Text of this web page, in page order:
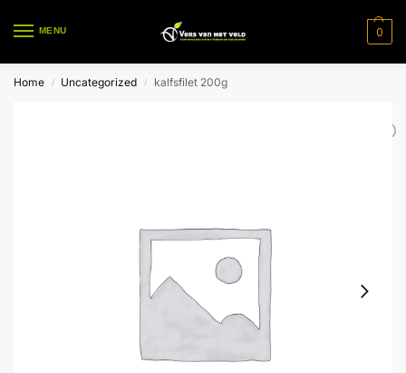
MENU 0
Home / Uncategorized / kalfsfilet 200g